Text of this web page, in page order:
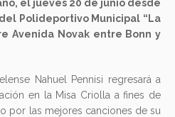
el jueves 20 de junio desde
Polideportivo Municipal “La
Avenida Novak entre Bonn y
Nahuel Pennisi regresará a
en la Misa Criolla a fines de
por las mejores canciones de su